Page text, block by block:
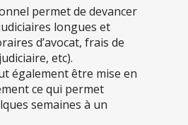
permet de devancer
longues et
d’avocat, frais de
etc).
également être mise en
ce qui permet
semaines à un